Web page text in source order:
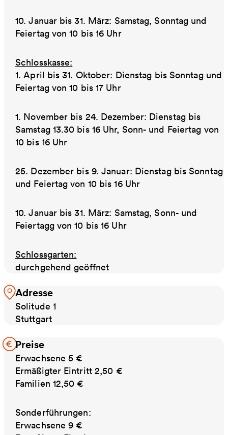
10. Januar bis 31. März: Samstag, Sonntag und
Feiertag von 10 bis 16 Uhr
Schlosskasse:
1. April bis 31. Oktober: Dienstag bis Sonntag und
Feiertag von 10 bis 17 Uhr
1. November bis 24. Dezember: Dienstag bis
Samstag 13.30 bis 16 Uhr, Sonn- und Feiertag von
10 bis 16 Uhr
25. Dezember bis 9. Januar: Dienstag bis Sonntag
und Feiertag von 10 bis 16 Uhr
10. Januar bis 31. März: Samstag, Sonn- und
Feiertagg von 10 bis 16 Uhr
Schlossgarten:
durchgehend geöffnet
Adresse
Solitude 1
Stuttgart
Preise
Erwachsene 5 €
Ermäßigter Eintritt 2,50 €
Familien 12,50 €
Sonderführungen:
Erwachsene 9 €